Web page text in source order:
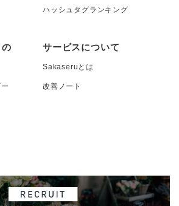
ハッシュタグランキング
サービスについて
Sakaseruとは
改善ノート